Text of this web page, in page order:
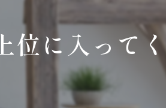
位に入って